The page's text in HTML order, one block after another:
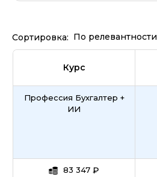
Сортировка: По релевантности
Курс
Профессия Бухгалтер +
ИИ
83 347 ₽